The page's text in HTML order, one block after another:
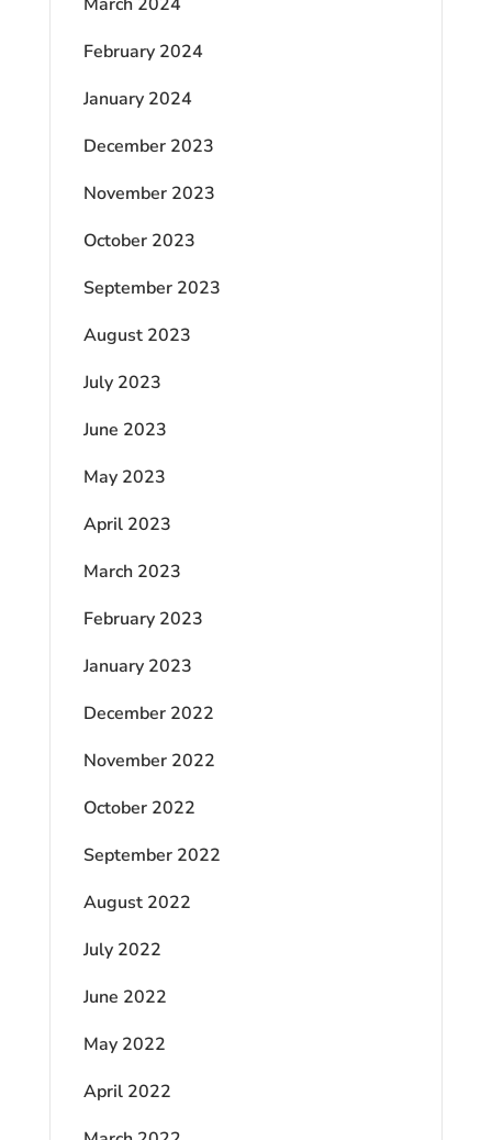
February 2024
January 2024
December 2023
November 2023
October 2023
September 2023
August 2023
July 2023
June 2023
May 2023
April 2023
March 2023
February 2023
January 2023
December 2022
November 2022
October 2022
September 2022
August 2022
July 2022
June 2022
May 2022
April 2022